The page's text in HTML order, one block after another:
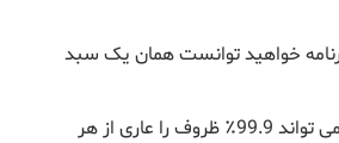
خواهید توانست همان یک سبد
به برنامه شستشوی اصلی ظروف این افراد را بهداشتی‌تر شسته این برنامه می تواند 99.9٪ ظروف را عاری از هر